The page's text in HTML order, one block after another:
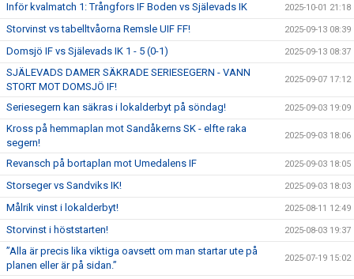
Inför kvalmatch 1: Trångfors IF Boden vs Själevads IK 2025-10-01 21:18
Storvinst vs tabelltvåorna Remsle UIF FF! 2025-09-13 08:39
Domsjö IF vs Själevads IK 1 - 5 (0-1) 2025-09-13 08:37
SJÄLEVADS DAMER SÄKRADE SERIESEGERN - VANN
STORT MOT DOMSJÖ IF!
2025-09-07 17:12
Seriesegern kan säkras i lokalderbyt på söndag! 2025-09-03 19:09
Kross på hemmaplan mot Sandåkerns SK - elfte raka
segern!
2025-09-03 18:06
Revansch på bortaplan mot Umedalens IF 2025-09-03 18:05
Storseger vs Sandviks IK! 2025-09-03 18:03
Målrik vinst i lokalderbyt! 2025-08-11 12:49
Storvinst i höststarten! 2025-08-03 19:37
”Alla är precis lika viktiga oavsett om man startar ute på
planen eller är på sidan.”
2025-07-19 15:02